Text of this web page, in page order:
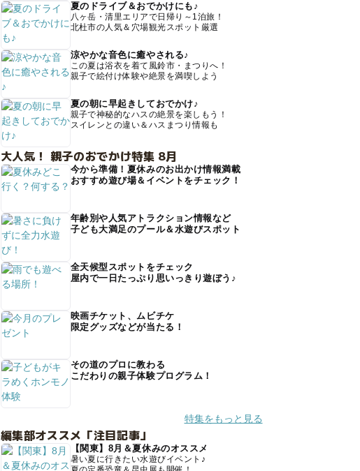
夏のドライブ＆おでかけにも♪
八ヶ岳・清里エリアで日帰り～1泊旅！
北杜市の人気＆穴場観光スポット厳選
涼やかな音色に癒やされる♪
この夏は浴衣を着て風鈴市・まつりへ！
親子で絵付け体験や絶景を満喫しよう
夏の朝に早起きしておでかけ♪
親子で神秘的なハスの絶景を楽しもう！
スイレンとの違い＆ハスまつり情報も
大人気！ 親子のおでかけ特集 8月
今から準備！夏休みのお出かけ情報満載
おすすめ遊び場＆イベントをチェック！
年齢別や人気アトラクション情報など
子ども大満足のプール＆水遊びスポット
全天候型スポットをチェック
屋内で一日たっぷり思いっきり遊ぼう♪
映画チケット、ムビチケ
限定グッズなどが当たる！
その道のプロに教わる
こだわりの親子体験プログラム！
特集をもっと見る
編集部オススメ「注目記事」
【関東】8月＆夏休みのオススメ
暑い夏に行きたい水遊びイベント♪